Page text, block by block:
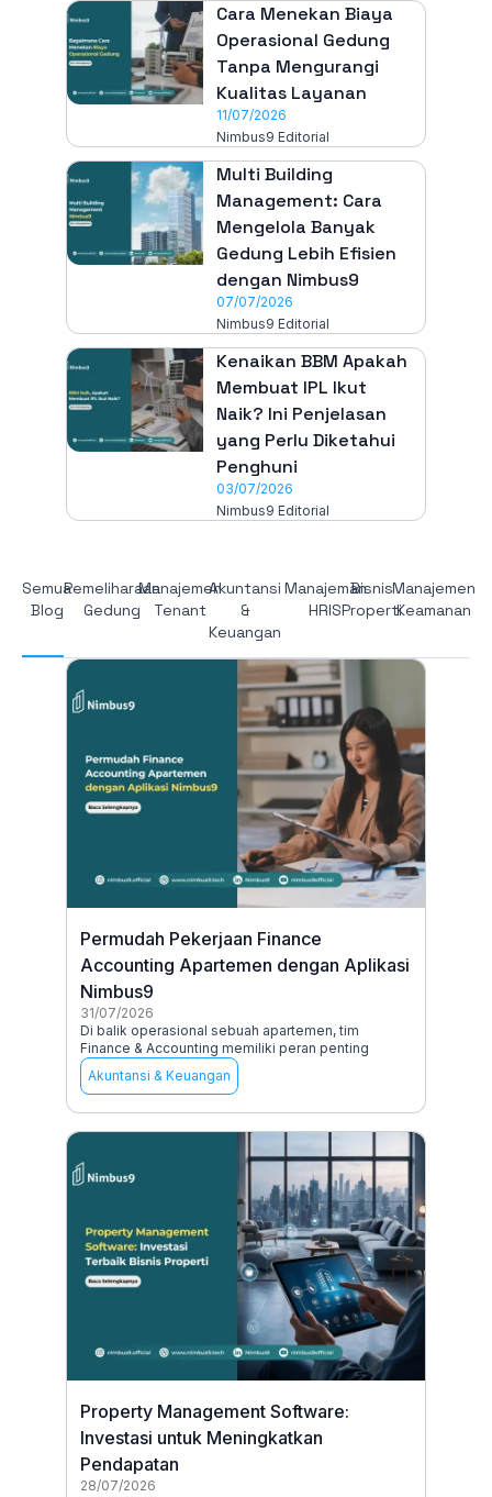
Cara Menekan Biaya
Operasional Gedung
Tanpa Mengurangi
Kualitas Layanan
11/07/2026
Nimbus9 Editorial
Multi Building
Management: Cara
Mengelola Banyak
Gedung Lebih Efisien
dengan Nimbus9
07/07/2026
Nimbus9 Editorial
Kenaikan BBM Apakah
Membuat IPL Ikut
Naik? Ini Penjelasan
yang Perlu Diketahui
Penghuni
03/07/2026
Nimbus9 Editorial
Semua
Blog
Pemeliharaan
Gedung
Manajemen
Tenant
Akuntansi
&
Keuangan
Manajeman
HRIS
Bisnis
Properti
Manajemen
Keamanan
Permudah Pekerjaan Finance
Accounting Apartemen dengan Aplikasi
Nimbus9
31/07/2026
Di balik operasional sebuah apartemen, tim
Finance & Accounting memiliki peran penting
Akuntansi & Keuangan
Property Management Software:
Investasi untuk Meningkatkan
Pendapatan
28/07/2026